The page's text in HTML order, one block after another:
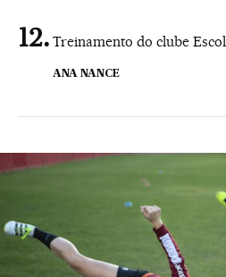
Treinamento do clube
ANA NANCE